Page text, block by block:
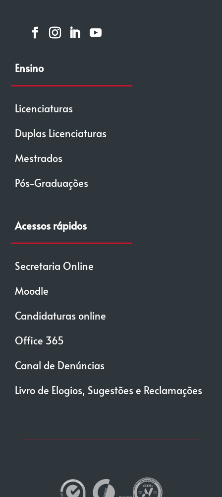
Ensino
Licenciaturas
Duplas Licenciaturas
Mestrados
Pós-Graduações
Acessos rápidos
Secretaria Online
Moodle
Candidaturas online
Office 365
Canal de Denúncias
Livro de Elogios, Sugestões e Reclamações